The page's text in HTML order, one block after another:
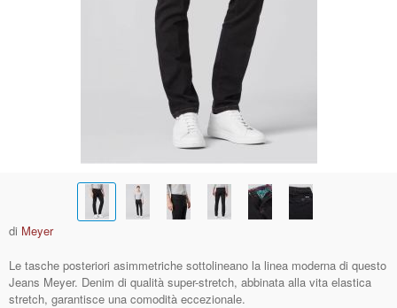
di Meyer
Le tasche posteriori asimmetriche sottolineano la linea moderna di questo
Jeans Meyer. Denim di qualità super-stretch, abbinata alla vita elastica
stretch, garantisce una comodità eccezionale.